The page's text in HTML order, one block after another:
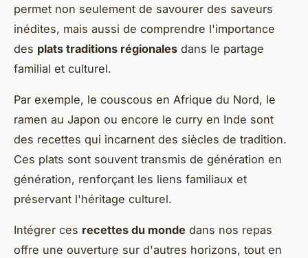
permet non seulement de savourer des saveurs
inédites, mais aussi de comprendre l'importance
des plats traditions régionales dans le partage
familial et culturel.
Par exemple, le couscous en Afrique du Nord, le
ramen au Japon ou encore le curry en Inde sont
des recettes qui incarnent des siècles de tradition.
Ces plats sont souvent transmis de génération en
génération, renforçant les liens familiaux et
préservant l'héritage culturel.
Intégrer ces recettes du monde dans nos repas
offre une ouverture sur d'autres horizons, tout en